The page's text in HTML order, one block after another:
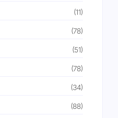
(11)
(78)
(51)
(78)
(34)
(88)